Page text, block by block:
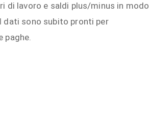
di lavoro e saldi plus/minus in modo
dati sono subito pronti per
paghe.